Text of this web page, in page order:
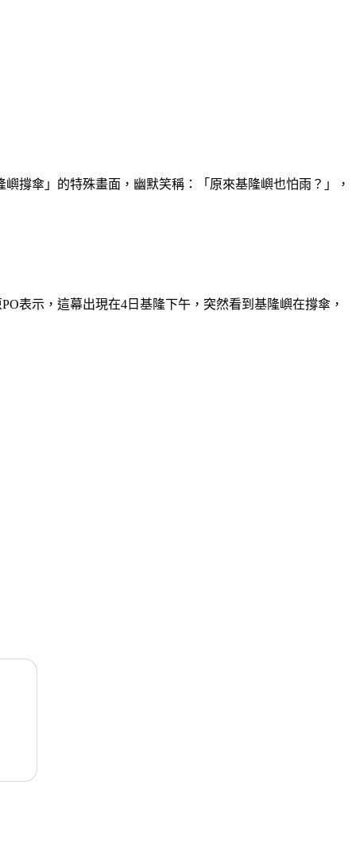
撐傘」的特殊畫面，幽默笑稱：「原來基隆嶼也怕雨？」，
表示，這幕出現在4日基隆下午，突然看到基隆嶼在撐傘，